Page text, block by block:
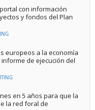
con información
y fondos del Plan
europeos a la economía
de ejecución del
en 5 años para que la
la red foral de